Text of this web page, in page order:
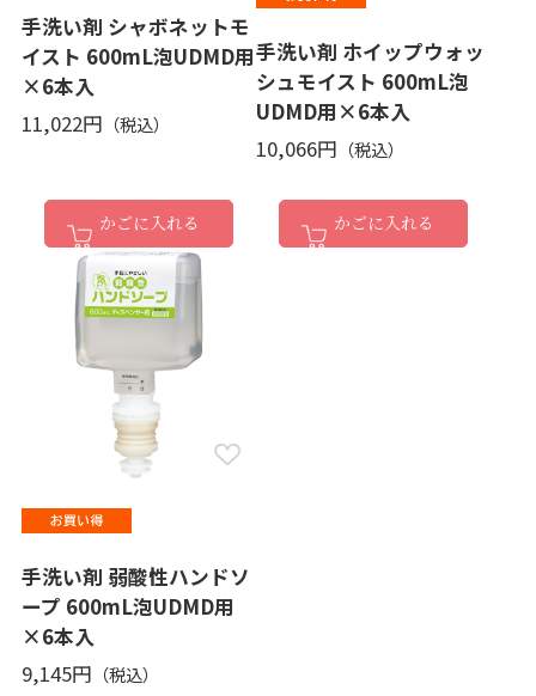
手洗い剤 シャボネットモ
イスト 600mL泡UDMD用
×6本入
11,022円
かごに入れる
手洗い剤 ホイップウォッ
シュモイスト 600mL泡
UDMD用×6本入
10,066円
かごに入れる
手洗い剤 弱酸性ハンドソ
ープ 600mL泡UDMD用
×6本入
9,145円